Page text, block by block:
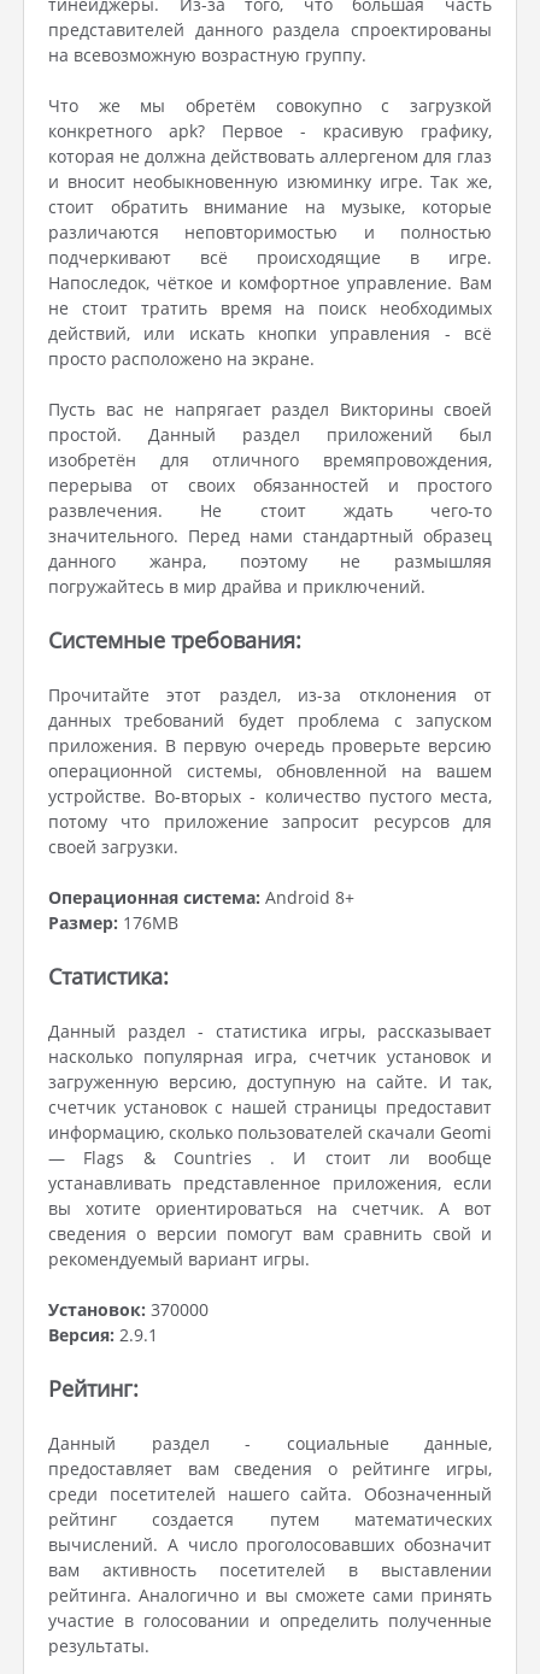
представителей данного раздела спроектированы
на всевозможную возрастную группу.
Что же мы обретём совокупно с загрузкой
конкретного apk? Первое - красивую графику,
которая не должна действовать аллергеном для глаз
и вносит необыкновенную изюминку игре. Так же,
стоит обратить внимание на музыке, которые
различаются неповторимостью и полностью
подчеркивают всё происходящие в игре.
Напоследок, чёткое и комфортное управление. Вам
не стоит тратить время на поиск необходимых
действий, или искать кнопки управления - всё
просто расположено на экране.
Пусть вас не напрягает раздел Викторины своей
простой. Данный раздел приложений был
изобретён для отличного времяпровождения,
перерыва от своих обязанностей и простого
развлечения. Не стоит ждать чего-то
значительного. Перед нами стандартный образец
данного жанра, поэтому не размышляя
погружайтесь в мир драйва и приключений.
Системные требования:
Прочитайте этот раздел, из-за отклонения от
данных требований будет проблема с запуском
приложения. В первую очередь проверьте версию
операционной системы, обновленной на вашем
устройстве. Во-вторых - количество пустого места,
потому что приложение запросит ресурсов для
своей загрузки.
Операционная система: Android 8+
Размер: 176MB
Статистика:
Данный раздел - статистика игры, рассказывает
насколько популярная игра, счетчик установок и
загруженную версию, доступную на сайте. И так,
счетчик установок с нашей страницы предоставит
информацию, сколько пользователей скачали Geomi
— Flags & Countries . И стоит ли вообще
устанавливать представленное приложения, если
вы хотите ориентироваться на счетчик. А вот
сведения о версии помогут вам сравнить свой и
рекомендуемый вариант игры.
Установок: 370000
Версия: 2.9.1
Рейтинг:
Данный раздел - социальные данные,
предоставляет вам сведения о рейтинге игры,
среди посетителей нашего сайта. Обозначенный
рейтинг создается путем математических
вычислений. А число проголосовавших обозначит
вам активность посетителей в выставлении
рейтинга. Аналогично и вы сможете сами принять
участие в голосовании и определить полученные
результаты.